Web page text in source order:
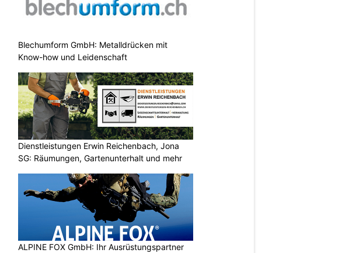
Blechumform GmbH: Metalldrücken mit
Know-how und Leidenschaft
Dienstleistungen Erwin Reichenbach, Jona
SG: Räumungen, Gartenunterhalt und mehr
ALPINE FOX GmbH: Ihr Ausrüstungspartner